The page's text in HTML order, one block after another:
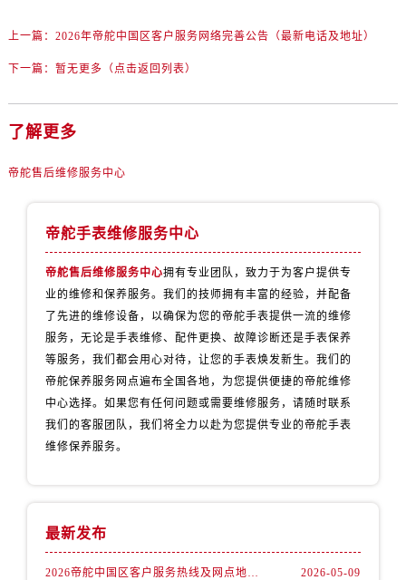
云南省西双版纳傣族自治州景洪市宣慰大道帝舵售后服务中心（需提前预约）
云南省昆明市市盘龙区北京路928号同德昆明广场写字楼10层06室帝舵售后服务中心（需提前预约）
上一篇： 2026年帝舵中国区客户服务网络完善公告（最新电话及地址）
下一篇： 暂无更多（点击返回列表）
了解更多
帝舵售后维修服务中心
帝舵手表维修服务中心
帝舵售后维修服务中心拥有专业团队，致力于为客户提供专
业的维修和保养服务。我们的技师拥有丰富的经验，并配备
了先进的维修设备，以确保为您的帝舵手表提供一流的维修
服务，无论是手表维修、配件更换、故障诊断还是手表保养
等服务，我们都会用心对待，让您的手表焕发新生。我们的
帝舵保养服务网点遍布全国各地，为您提供便捷的帝舵维修
中心选择。如果您有任何问题或需要维修服务，请随时联系
我们的客服团队，我们将全力以赴为您提供专业的帝舵手表
维修保养服务。
最新发布
2026帝舵中国区客户服务热线及网点地址更新公告（最新电话及地址） 2026-05-09